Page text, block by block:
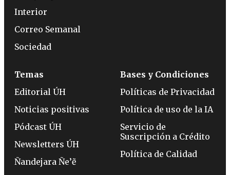
Interior
Correo Semanal
Sociedad
Temas
Editorial ÚH
Noticias positivas
Pódcast ÚH
Newsletters ÚH
Ñandejara Ñe’ẽ
Bases y Condiciones
Políticas de Privacidad
Política de uso de la IA
Servicio de
Suscripción a Crédito
Política de Calidad